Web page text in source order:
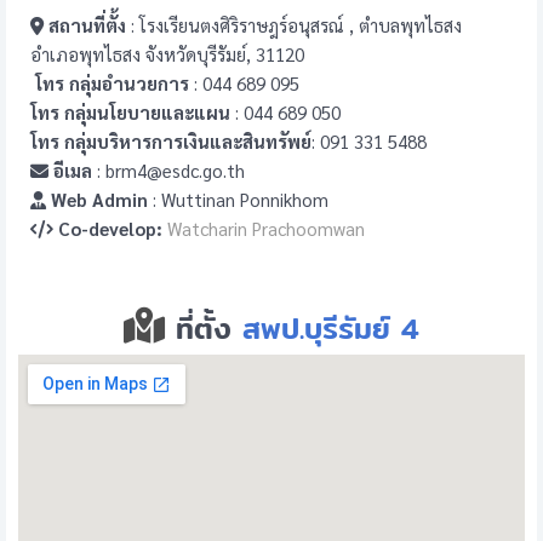
สถานที่ตั้ง : โรงเรียนตงศิริราษฎร์อนุสรณ์ , ตำบลพุทไธสง
อำเภอพุทไธสง จังหวัดบุรีรัมย์, 31120
โทร กลุ่มอำนวยการ : 044 689 095
โทร กลุ่มนโยบายและแผน : 044 689 050
โทร กลุ่มบริหารการเงินและสินทรัพย์: 091 331 5488
อีเมล : brm4@esdc.go.th
Web Admin : Wuttinan Ponnikhom
Co-develop: Watcharin Prachoomwan
ที่ตั้ง สพป.บุรีรัมย์ 4